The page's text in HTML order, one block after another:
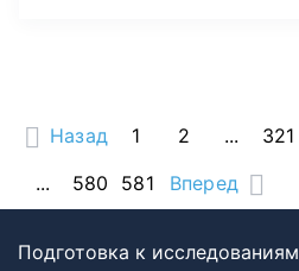
Назад 1 2 ... 321
...
580 581 Вперед
Подготовка к исследованиям